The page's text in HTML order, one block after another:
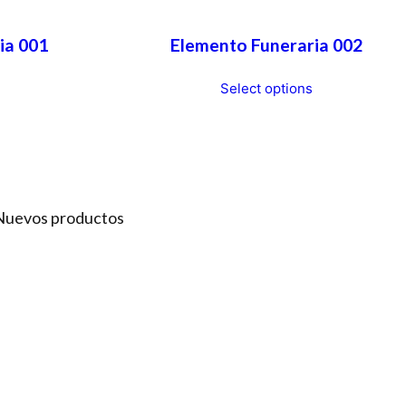
001 Elemento Funeraria 002
Select options
productos